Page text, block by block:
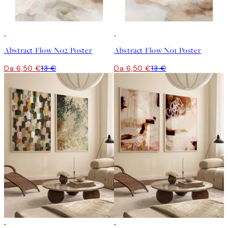
Abstract Flow No2 Poster
Da 6,50 €13 €
Abstract Flow No1 Poster
Da 6,50 €13 €